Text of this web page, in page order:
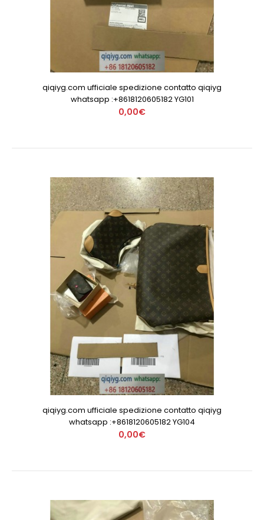
qiqiyg.com ufficiale spedizione contatto qiqiyg
whatsapp :+8618120605182 YG101
0,00€
qiqiyg.com ufficiale spedizione contatto qiqiyg
whatsapp :+8618120605182 YG104
0,00€